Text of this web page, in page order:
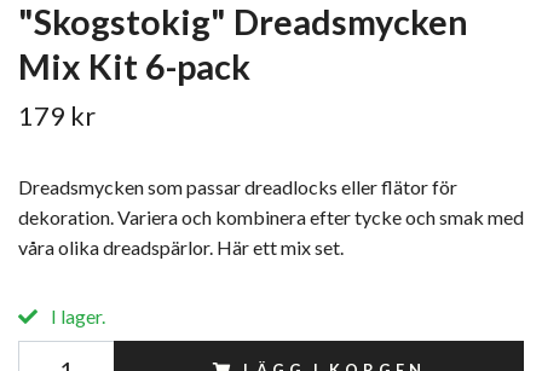
"Skogstokig" Dreadsmycken
Mix Kit 6-pack
179 kr
Dreadsmycken som passar dreadlocks eller flätor för
dekoration. Variera och kombinera efter tycke och smak med
våra olika dreadspärlor. Här ett mix set.
I lager.